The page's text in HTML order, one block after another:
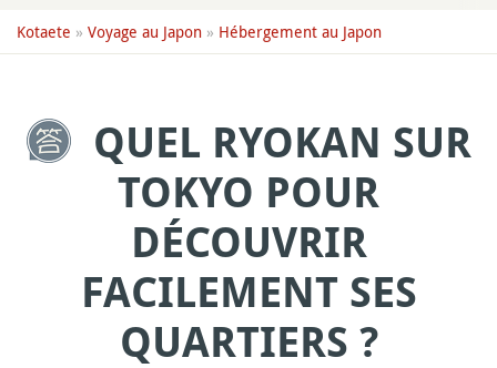
Kotaete » Voyage au Japon » Hébergement au Japon
QUEL RYOKAN SUR
TOKYO POUR
DÉCOUVRIR
FACILEMENT SES
QUARTIERS ?